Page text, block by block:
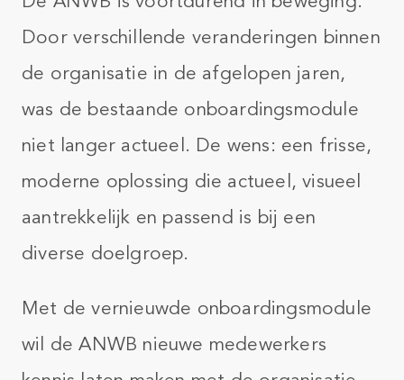
Door verschillende veranderingen binnen
de organisatie in de afgelopen jaren,
was de bestaande onboardingsmodule
niet langer actueel. De wens: een frisse,
moderne oplossing die actueel, visueel
aantrekkelijk en passend is bij een
diverse doelgroep.
Met de vernieuwde onboardingsmodule
wil de ANWB nieuwe medewerkers